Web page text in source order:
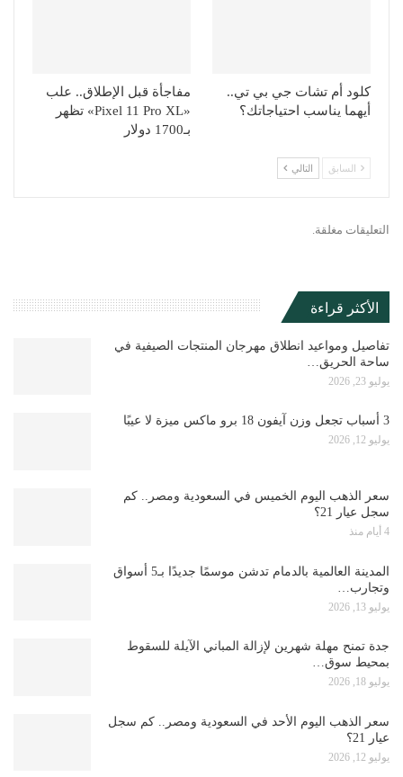
كلود أم تشات جي بي تي..
أيهما يناسب احتياجاتك؟
مفاجأة قبل الإطلاق.. علب
«Pixel 11 Pro XL» تظهر
بـ1700 دولار
السابق التالي
التعليقات مغلقة.
الأكثر قراءة
تفاصيل ومواعيد انطلاق مهرجان المنتجات الصيفية في
ساحة الحريق…
يوليو 23, 2026
3 أسباب تجعل وزن آيفون 18 برو ماكس ميزة لا عيبًا
يوليو 12, 2026
سعر الذهب اليوم الخميس في السعودية ومصر.. كم
سجل عيار 21؟
4 أيام منذ
المدينة العالمية بالدمام تدشن موسمًا جديدًا بـ5 أسواق
وتجارب…
يوليو 13, 2026
جدة تمنح مهلة شهرين لإزالة المباني الآيلة للسقوط
بمحيط سوق…
يوليو 18, 2026
سعر الذهب اليوم الأحد في السعودية ومصر.. كم سجل
عيار 21؟
يوليو 12, 2026